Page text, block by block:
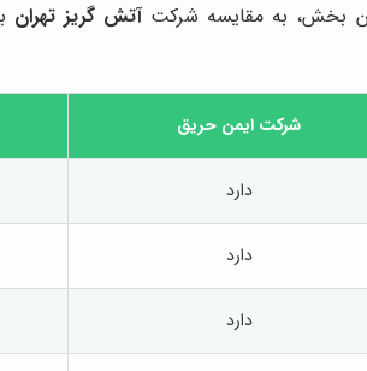
این بخش، به مقایسه شرکتآتش گریز تهران
شرکت ایمن حریق
دارد
دارد
دارد